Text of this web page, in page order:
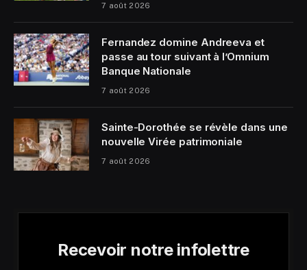
7 août 2026
Fernandez domine Andreeva et
passe au tour suivant à l’Omnium
Banque Nationale
7 août 2026
Sainte-Dorothée se révèle dans une
nouvelle Virée patrimoniale
7 août 2026
Recevoir notre infolettre